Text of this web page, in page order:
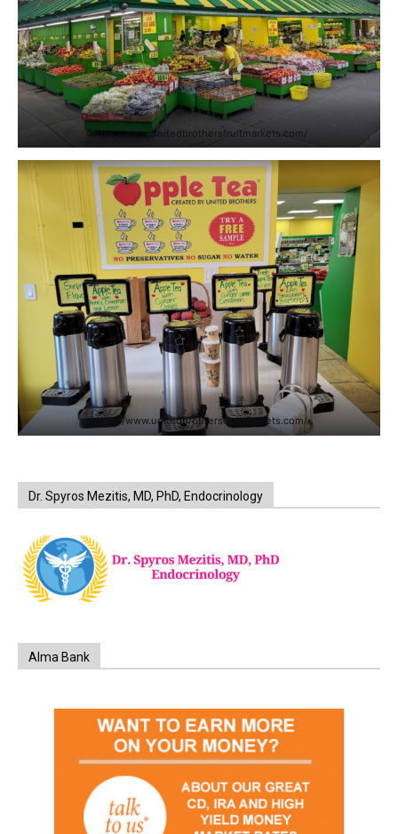
https://www.unitedbrothersfruitmarkets.com/
https://www.unitedbrothersfruitmarkets.com/
Dr. Spyros Mezitis, MD, PhD, Endocrinology
Alma Bank